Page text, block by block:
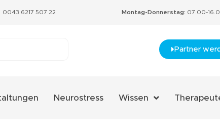
0043 6217 507 22 Montag-Donnerstag: 07.00-
Partner
Neurostress Wissen